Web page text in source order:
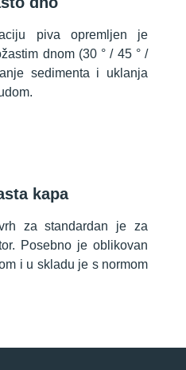
piva opremljen je
dnom (30 ° / 45 ° /
sedimenta i uklanja
kapa
za standardan je za
Posebno je oblikovan
i u skladu je s normom